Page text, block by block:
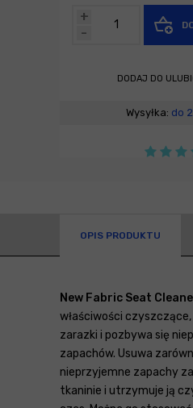
-
+
DODAJ DO
Wysyłka: do
OPIS PRODUKTU
New Fabric Seat
właściwości
zarazki i pozbywa się
zapachów. Usuwa
nieprzyjemne zapachy
tkaninie i utrzymuje ją